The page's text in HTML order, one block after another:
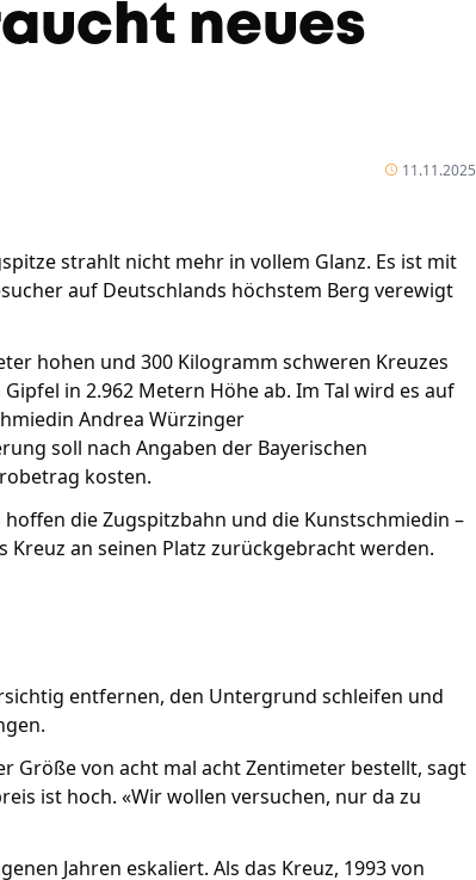
neues
11.11.2025
strahlt nicht mehr in vollem Glanz. Es ist mit
auf Deutschlands höchstem Berg verewigt
hohen und 300 Kilogramm schweren Kreuzes
in 2.962 Metern Höhe ab. Im Tal wird es auf
Andrea Würzinger
soll nach Angaben der Bayerischen
kosten.
die Zugspitzbahn und die Kunstschmiedin –
an seinen Platz zurückgebracht werden.
entfernen, den Untergrund schleifen und
Größe von acht mal acht Zentimeter bestellt, sagt
ist hoch. «Wir wollen versuchen, nur da zu
Jahren eskaliert. Als das Kreuz, 1993 von